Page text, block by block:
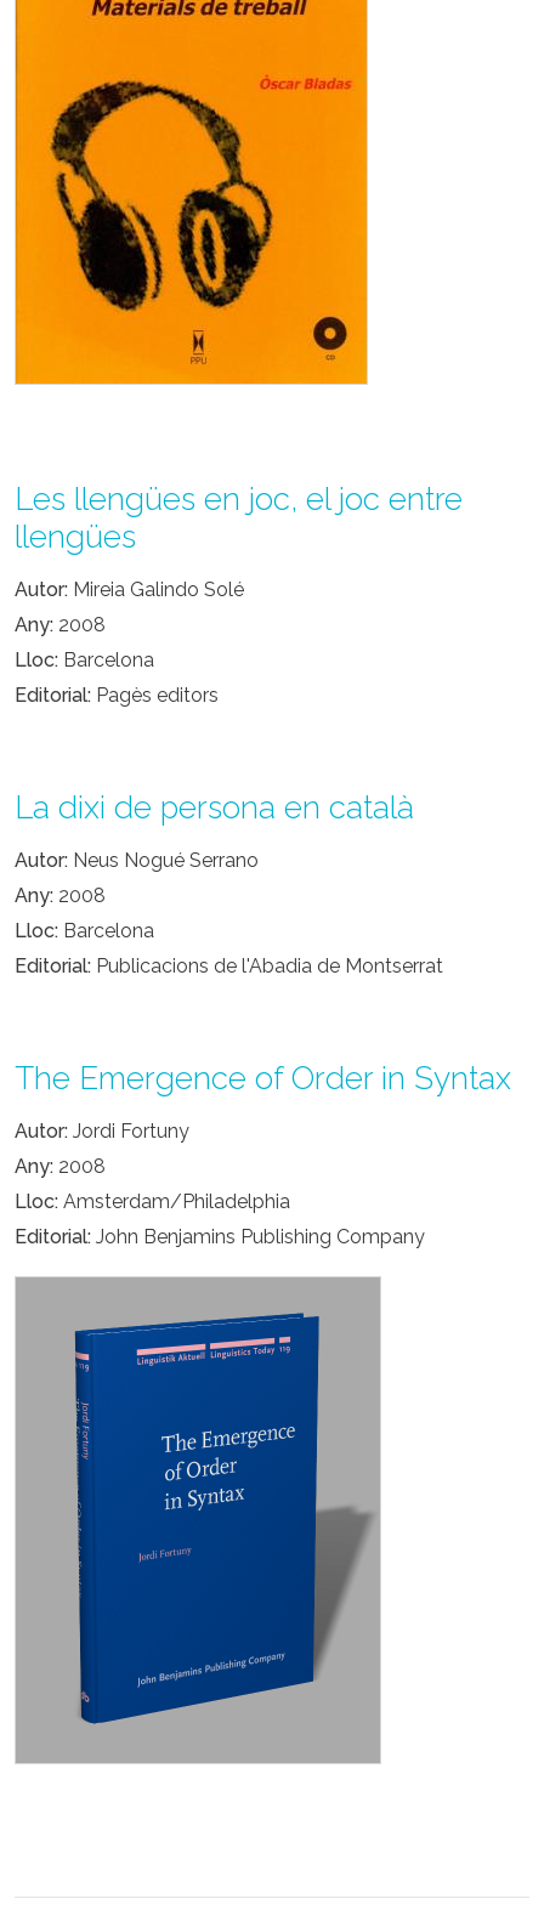
Les llengües en joc, el joc entre
llengües
Autor Mireia Galindo Solé
Any 2008
Lloc Barcelona
Editorial Pagès editors
La dixi de persona en català
Autor Neus Nogué Serrano
Any 2008
Lloc Barcelona
Editorial Publicacions de l'Abadia de Montserrat
The Emergence of Order in Syntax
Autor Jordi Fortuny
Any 2008
Lloc Amsterdam/Philadelphia
Editorial John Benjamins Publishing Company